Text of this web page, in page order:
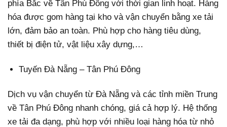
phía Bắc về Tân Phú Đông với thời gian linh hoạt. Hàng
hóa được gom hàng tại kho và vận chuyển bằng xe tải
lớn, đảm bảo an toàn. Phù hợp cho hàng tiêu dùng,
thiết bị điện tử, vật liệu xây dựng,…
Tuyến Đà Nẵng – Tân Phú Đông
Dịch vụ vận chuyển từ Đà Nẵng và các tỉnh miền Trung
về Tân Phú Đông nhanh chóng, giá cả hợp lý. Hệ thống
xe tải đa dạng, phù hợp với nhiều loại hàng hóa từ nhỏ